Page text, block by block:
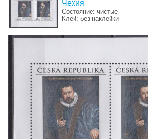
Чехия
Состояние: чистые
Клей: без наклейки